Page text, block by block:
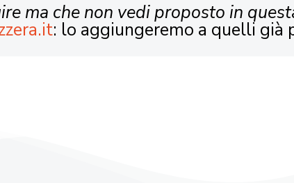
ma che non vedi proposto in
: lo aggiungeremo a quelli già